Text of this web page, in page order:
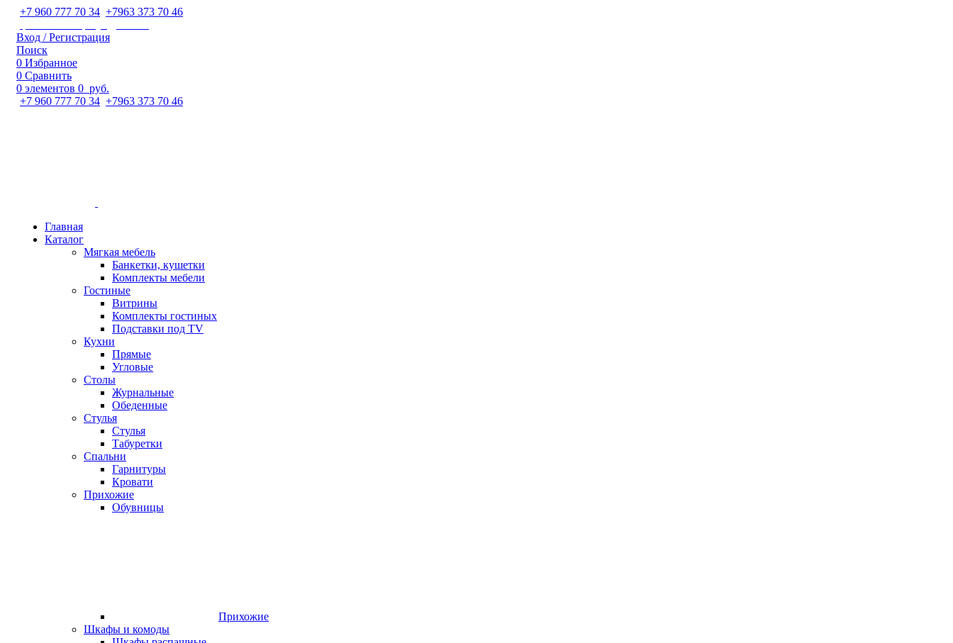
+7 960 777 70 34 +7963 373 70 46
Вход / Регистрация
Поиск
0 Избранное
0 Сравнить
0 элементов 0 руб.
+7 960 777 70 34 +7963 373 70 46
Главная
Каталог
Мягкая мебель
Банкетки, кушетки
Комплекты мебели
Гостиные
Витрины
Комплекты гостиных
Подставки под TV
Кухни
Прямые
Угловые
Столы
Журнальные
Обеденные
Стулья
Стулья
Табуретки
Спальни
Гарнитуры
Кровати
Прихожие
Обувницы
Прихожие
Шкафы и комоды